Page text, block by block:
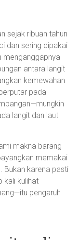
sejak ribuan tahun
dan sering dipakai
menganggapnya
antara langit
kemewahan
pada
langit dan laut
makna barang-
memakai
Bukan karena pasti
kali kulihat
pengaruh